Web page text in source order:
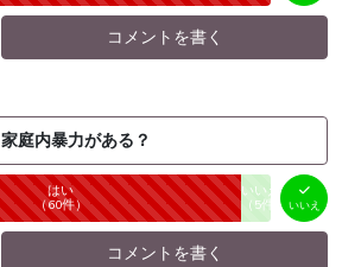
コメントを書く
家庭内暴力がある？
はい
（60件） 未投票
いいえ
（ 5件） いいえ
コメントを書く